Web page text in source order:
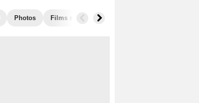
Photos Films similaires